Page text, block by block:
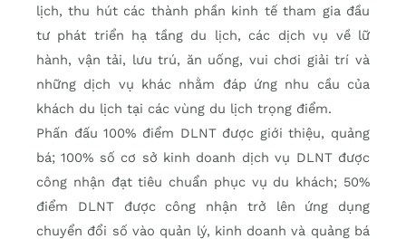
lịch, thu hút các thành phần kinh tế tham gia đầu
tư phát triển hạ tầng du lịch, các dịch vụ về lữ
hành, vận tải, lưu trú, ăn uống, vui chơi giải trí và
những dịch vụ khác nhằm đáp ứng nhu cầu của
khách du lịch tại các vùng du lịch trọng điểm.
Phấn đấu 100% điểm DLNT được giới thiệu, quảng
bá; 100% số cơ sở kinh doanh dịch vụ DLNT được
công nhận đạt tiêu chuẩn phục vụ du khách; 50%
điểm DLNT được công nhận trở lên ứng dụng
chuyển đổi số vào quản lý, kinh doanh và quảng bá